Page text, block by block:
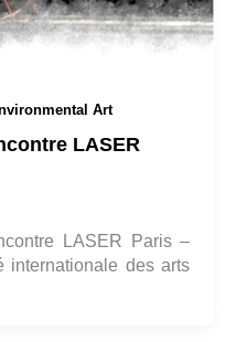
Art
LASER
LASER Paris –
internationale des arts